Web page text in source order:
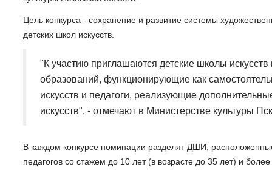
Цель конкурса - сохранение и развитие системы
детских школ искусств.
"К участию приглашаются детские школы
образований, функционирующие как
искусств и педагоги, реализующие
искусств", - отмечают в Министерстве культуры
В каждом конкурсе номинации разделят ДШИ,
педагогов со стажем до 10 лет (в возрасте до 35 лет) и